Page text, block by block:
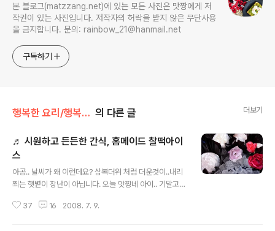
본 블로그(matzzang.net)에 있는 모든 사진은 맛짱에게 저
작권이 있는 사진입니다. 저작자의 허락을 받지 않은 무단사용
을 금지합니다. 문의: rainbow_21@hanmail.net
구독하기
행복한 요리/행복한 간식 의 다른 글 더보기
♬ 시원하고 든든한 간식, 홈메이드 찰떡아이
스
아공.. 날씨가 왜 이런데요? 삼복더위 처럼 더운것이..내리
쬐는 햇볕이 장난이 아닙니다. 오늘 맛짱네 아이.. 기말고사
했더니..엄마가 만든 찰떡 아이스가 먹고 싶다더군요. 냉동
37 16 2008. 7. 9.